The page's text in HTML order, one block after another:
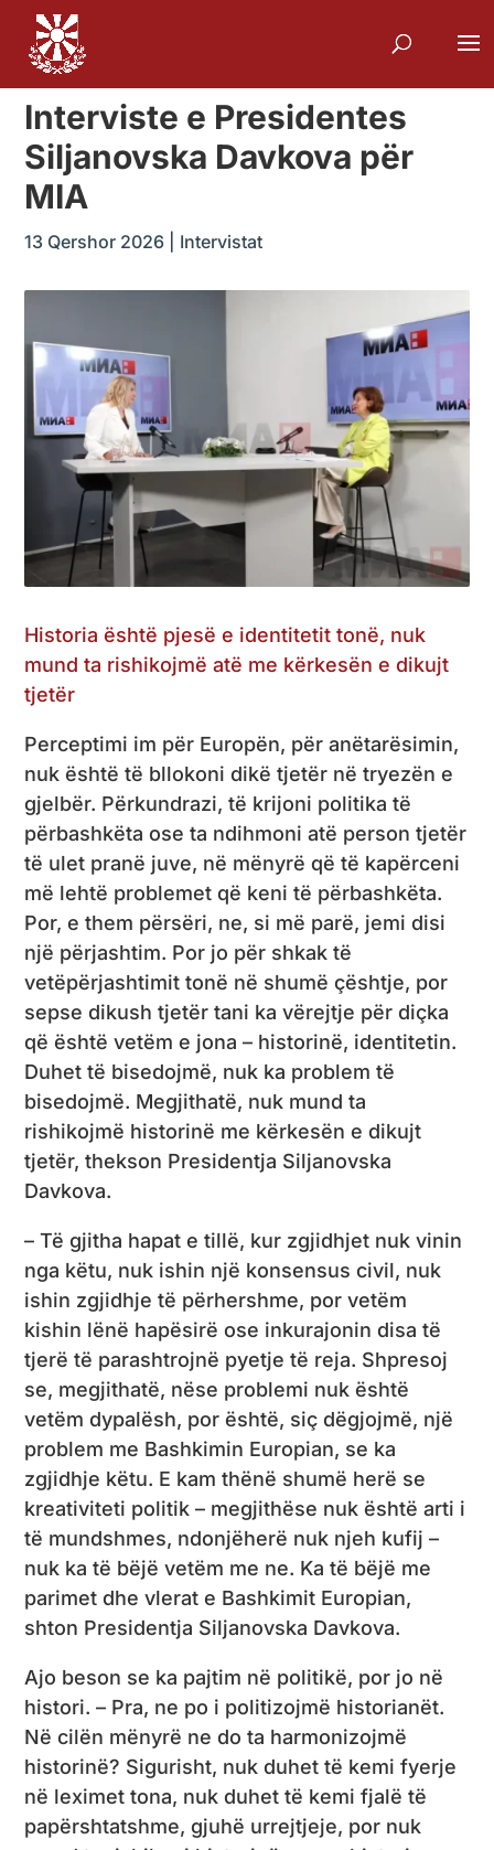
Interviste e Presidentes
Siljanovska Davkova për
MIA
13 Qershor 2026 Intervistat
Historia është pjesë e identitetit tonë, nuk
mund ta rishikojmë atë me kërkesën e dikujt
tjetër
Perceptimi im për Europën, për anëtarësimin,
nuk është të bllokoni dikë tjetër në tryezën e
gjelbër. Përkundrazi, të krijoni politika të
përbashkëta ose ta ndihmoni atë person tjetër
të ulet pranë juve, në mënyrë që të kapërceni
më lehtë problemet që keni të përbashkëta.
Por, e them përsëri, ne, si më parë, jemi disi
një përjashtim. Por jo për shkak të
vetëpërjashtimit tonë në shumë çështje, por
sepse dikush tjetër tani ka vërejtje për diçka
që është vetëm e jona – historinë, identitetin.
Duhet të bisedojmë, nuk ka problem të
bisedojmë. Megjithatë, nuk mund ta
rishikojmë historinë me kërkesën e dikujt
tjetër, thekson Presidentja Siljanovska
Davkova.
– Të gjitha hapat e tillë, kur zgjidhjet nuk vinin
nga këtu, nuk ishin një konsensus civil, nuk
ishin zgjidhje të përhershme, por vetëm
kishin lënë hapësirë ​​ose inkurajonin disa të
tjerë të parashtrojnë pyetje të reja. Shpresoj
se, megjithatë, nëse problemi nuk është
vetëm dypalësh, por është, siç dëgjojmë, një
problem me Bashkimin Europian, se ka
zgjidhje këtu. E kam thënë shumë herë se
kreativiteti politik – megjithëse nuk është arti i
të mundshmes, ndonjëherë nuk njeh kufij –
nuk ka të bëjë vetëm me ne. Ka të bëjë me
parimet dhe vlerat e Bashkimit Europian,
shton Presidentja Siljanovska Davkova.
Ajo beson se ka pajtim në politikë, por jo në
histori. – Pra, ne po i politizojmë historianët.
Në cilën mënyrë ne do ta harmonizojmë
historinë? Sigurisht, nuk duhet të kemi fyerje
në leximet tona, nuk duhet të kemi fjalë të
papërshtatshme, gjuhë urrejtjeje, por nuk